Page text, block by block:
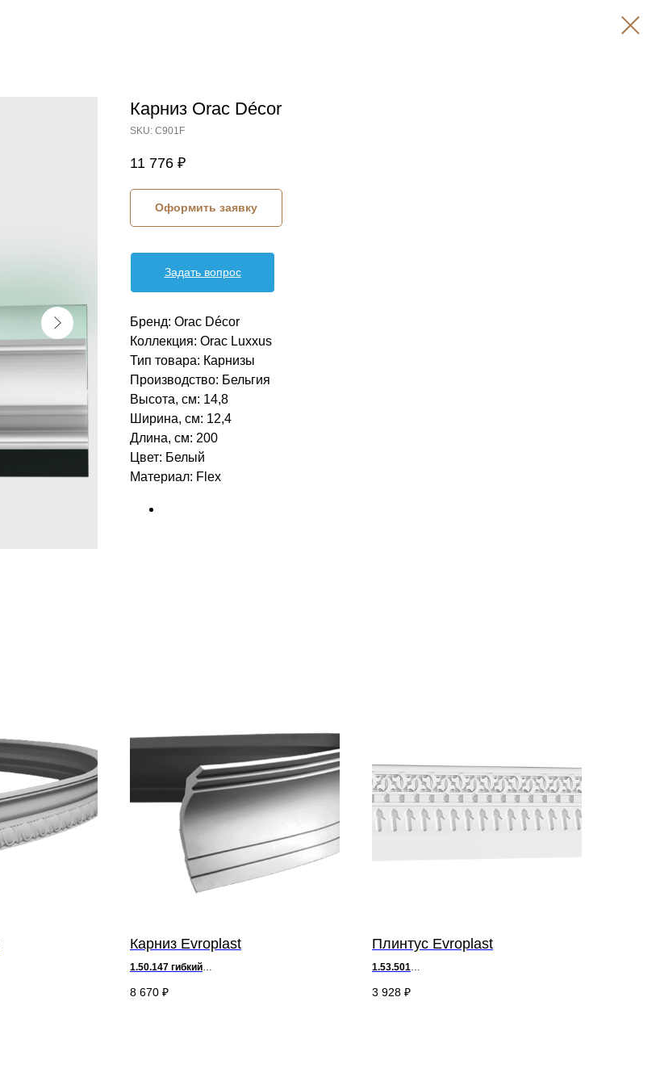
Карниз Orac Décor
SKU: C901F
11 776 ₽
Оформить заявку
Задать вопрос
Бренд: Orac Décor
Коллекция: Orac Luxxus
Тип товара: Карнизы
Производство: Бельгия
Высота, см: 14,8
Ширина, см: 12,4
Длина, см: 200
Цвет: Белый
Материал: Flex
Карниз Evroplast
1.50.147 гибкий
8 670 ₽
Плинтус Evroplast
1.53.501
3 928 ₽